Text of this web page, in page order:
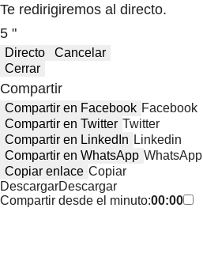
Te redirigiremos al directo.
5 "
Directo
Cancelar
Cerrar
Compartir
Compartir en Facebook Facebook
Compartir en Twitter Twitter
Compartir en LinkedIn Linkedin
Compartir en WhatsApp WhatsApp
Copiar enlace Copiar
DescargarDescargar
Compartir desde el minuto:00:00